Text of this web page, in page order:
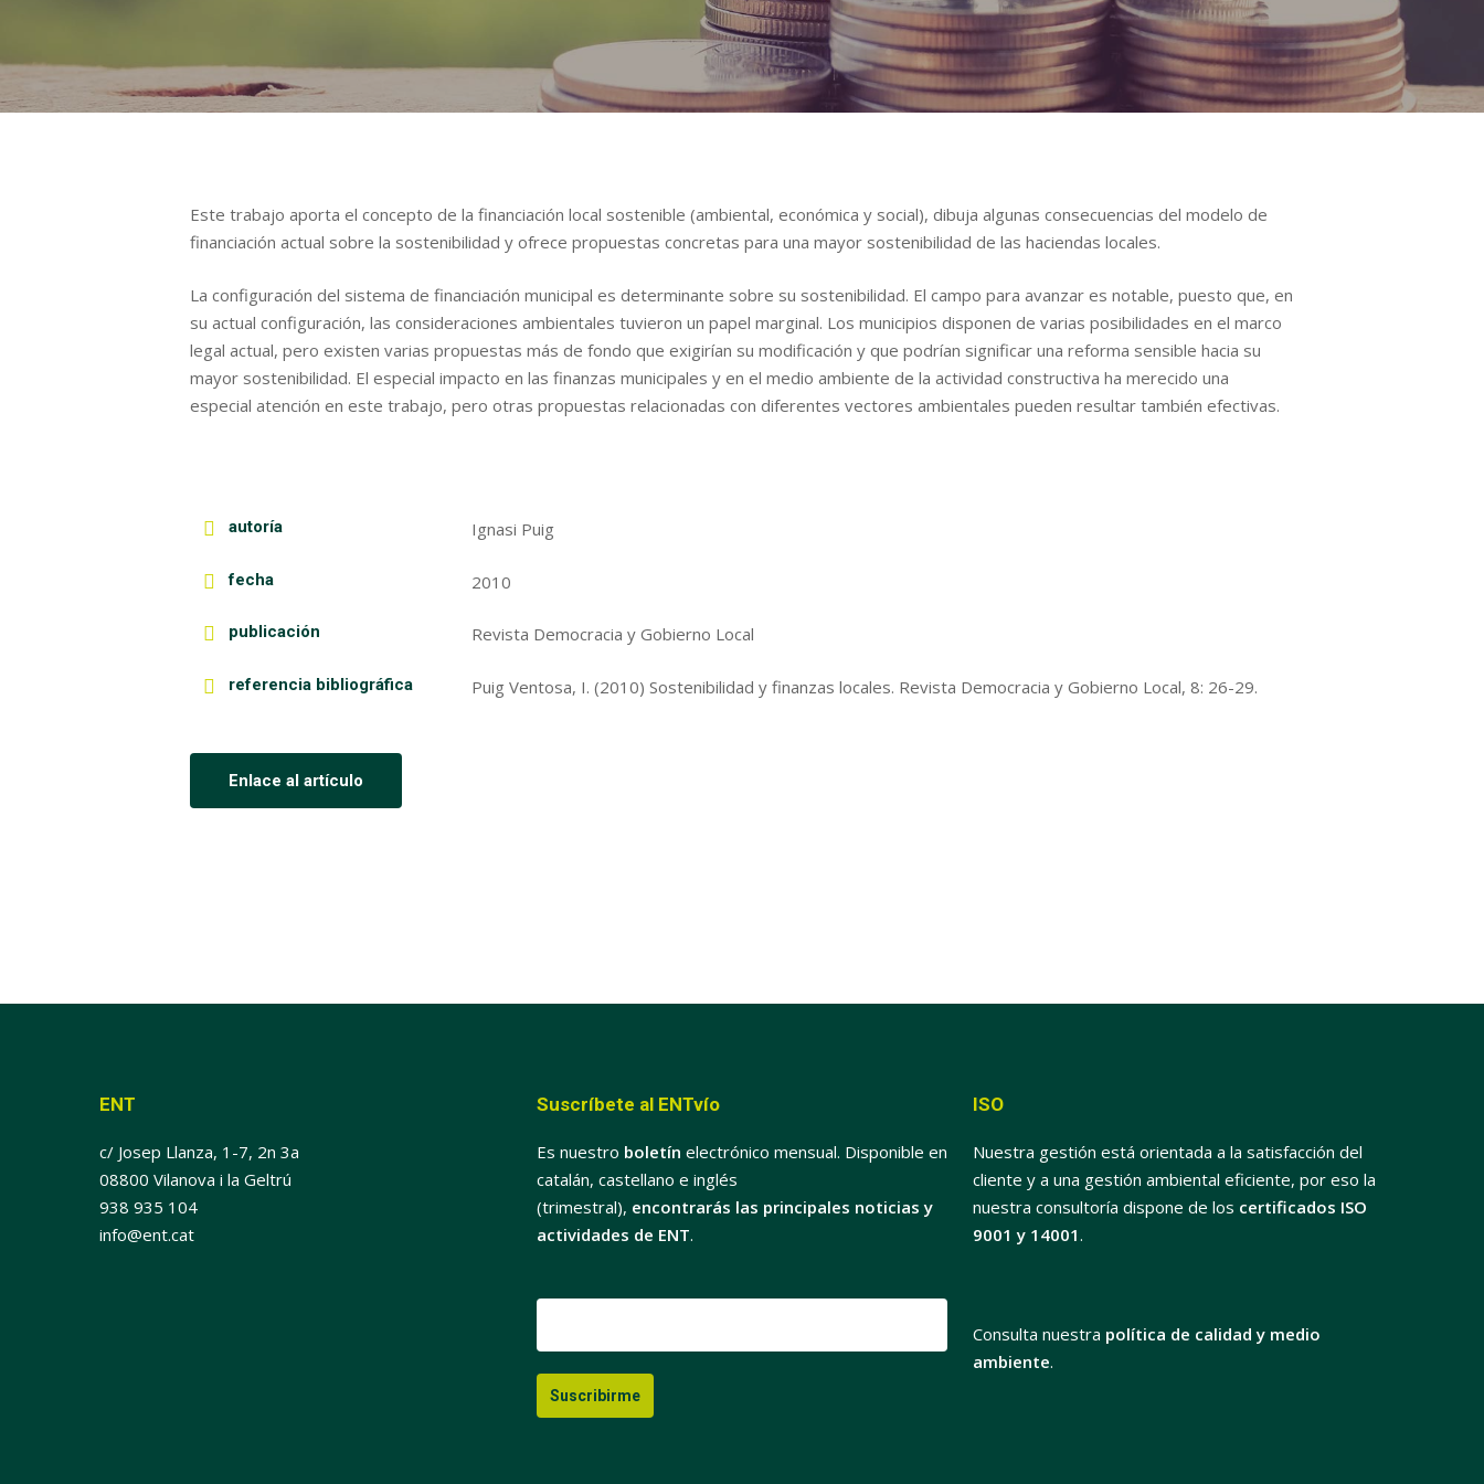
Este trabajo aporta el concepto de la financiación local sostenible (ambiental, económica y social), dibuja algunas consecuencias del modelo de
financiación actual sobre la sostenibilidad y ofrece propuestas concretas para una mayor sostenibilidad de las haciendas locales.
La configuración del sistema de financiación municipal es determinante sobre su sostenibilidad. El campo para avanzar es notable, puesto que, en
su actual configuración, las consideraciones ambientales tuvieron un papel marginal. Los municipios disponen de varias posibilidades en el marco
legal actual, pero existen varias propuestas más de fondo que exigirían su modificación y que podrían significar una reforma sensible hacia su
mayor sostenibilidad. El especial impacto en las finanzas municipales y en el medio ambiente de la actividad constructiva ha merecido una
especial atención en este trabajo, pero otras propuestas relacionadas con diferentes vectores ambientales pueden resultar también efectivas.
autoría Ignasi Puig
fecha 2010
publicación Revista Democracia y Gobierno Local
referencia bibliográfica Puig Ventosa, I. (2010) Sostenibilidad y finanzas locales. Revista Democracia y Gobierno Local, 8: 26-29.
Enlace al artículo
ENT
c/ Josep Llanza, 1-7, 2n 3a
08800 Vilanova i la Geltrú
938 935 104
info@ent.cat
Suscríbete al ENTvío
Es nuestro boletín electrónico mensual. Disponible en
catalán, castellano e inglés
(trimestral), encontrarás las principales noticias y
actividades de ENT.
ISO
Nuestra gestión está orientada a la satisfacción del
cliente y a una gestión ambiental eficiente, por eso la
nuestra consultoría dispone de los certificados ISO
9001 y 14001.
Consulta nuestra política de calidad y medio
ambiente.